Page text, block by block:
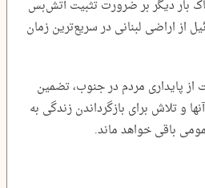
بار دیگر بر ضرورت تثبیت آتش‌بس
از اراضی لبنانی در سریع‌ترین زمان
از پایداری مردم در جنوب، تضمین
و تلاش برای بازگرداندن زندگی به
باقی خواهد ماند.